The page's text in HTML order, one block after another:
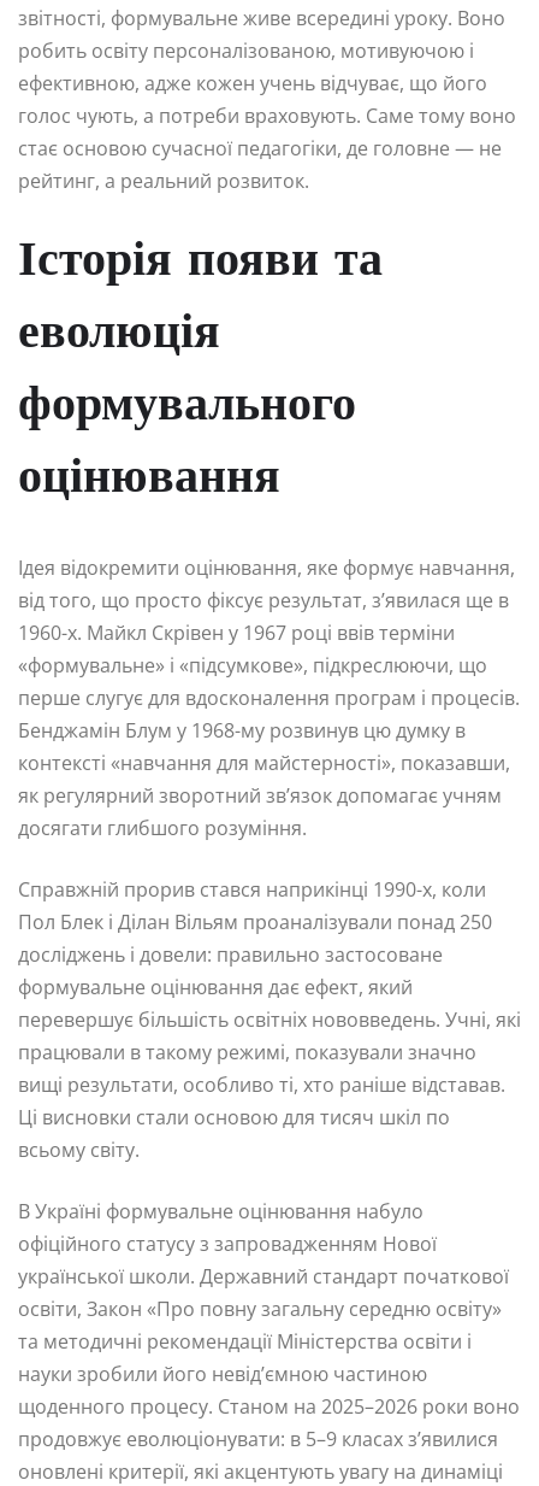
звітності, формувальне живе всередині уроку. Воно
робить освіту персоналізованою, мотивуючою і
ефективною, адже кожен учень відчуває, що його
голос чують, а потреби враховують. Саме тому воно
стає основою сучасної педагогіки, де головне — не
рейтинг, а реальний розвиток.
Історія появи та
еволюція
формувального
оцінювання
Ідея відокремити оцінювання, яке формує навчання,
від того, що просто фіксує результат, з’явилася ще в
1960-х. Майкл Скрівен у 1967 році ввів терміни
«формувальне» і «підсумкове», підкреслюючи, що
перше слугує для вдосконалення програм і процесів.
Бенджамін Блум у 1968-му розвинув цю думку в
контексті «навчання для майстерності», показавши,
як регулярний зворотний зв’язок допомагає учням
досягати глибшого розуміння.
Справжній прорив стався наприкінці 1990-х, коли
Пол Блек і Ділан Вільям проаналізували понад 250
досліджень і довели: правильно застосоване
формувальне оцінювання дає ефект, який
перевершує більшість освітніх нововведень. Учні, які
працювали в такому режимі, показували значно
вищі результати, особливо ті, хто раніше відставав.
Ці висновки стали основою для тисяч шкіл по
всьому світу.
В Україні формувальне оцінювання набуло
офіційного статусу з запровадженням Нової
української школи. Державний стандарт початкової
освіти, Закон «Про повну загальну середню освіту»
та методичні рекомендації Міністерства освіти і
науки зробили його невід’ємною частиною
щоденного процесу. Станом на 2025–2026 роки воно
продовжує еволюціонувати: в 5–9 класах з’явилися
оновлені критерії, які акцентують увагу на динаміці